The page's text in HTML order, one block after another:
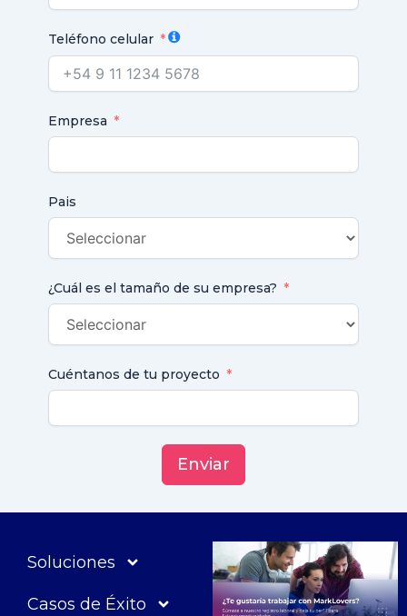
Teléfono celular
Empresa
Pais
¿Cuál es el tamaño de su empresa?
Cuéntanos de tu proyecto
Enviar
Soluciones
Casos de Éxito